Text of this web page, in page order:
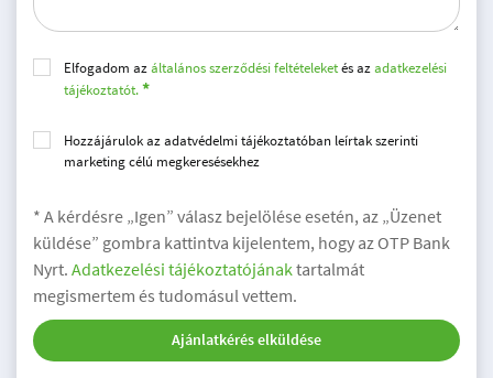
Elfogadom azáltalános szerződési feltételeketés azadatkezelési
tájékoztatót.
Hozzájárulok az adatvédelmi tájékoztatóban leírtak szerinti
marketing célú megkeresésekhez
* A kérdésre „Igen” válasz bejelölése esetén, az „Üzenet
küldése” gombra kattintva kijelentem, hogy az OTP Bank
Nyrt. Adatkezelési tájékoztatójánaktartalmát
megismertem és tudomásul vettem.
Ajánlatkérés elküldése